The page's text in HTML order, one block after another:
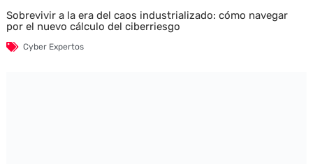
Sobrevivir a la era del caos industrializado: cómo navegar
por el nuevo cálculo del ciberriesgo
Cyber Expertos